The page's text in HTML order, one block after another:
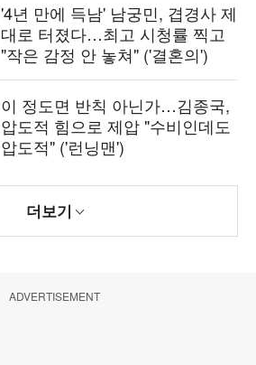
'4년 만에 득남' 남궁민, 겹경사 제
대로 터졌다…최고 시청률 찍고
"작은 감정 안 놓쳐" ('결혼의')
이 정도면 반칙 아닌가…김종국,
압도적 힘으로 제압 "수비인데도
압도적" ('런닝맨')
더보기
ADVERTISEMENT